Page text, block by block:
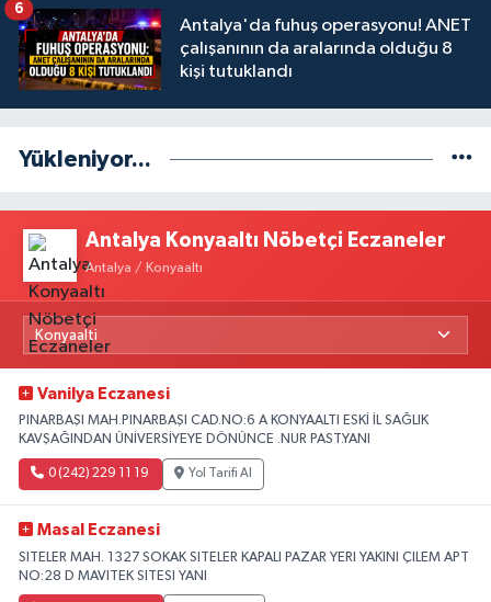
Antalya'da fuhuş operasyonu! ANET
çalışanının da aralarında olduğu 8
kişi tutuklandı
6
Yükleniyor...
Antalya Konyaaltı Nöbetçi Eczaneler
Antalya / Konyaaltı
Vanilya Eczanesi
PINARBAŞI MAH.PINARBAŞI CAD.NO:6 A KONYAALTI ESKİ İL SAĞLIK
KAVŞAĞINDAN ÜNİVERSİYEYE DÖNÜNCE .NUR PAST.YANI
0 (242) 229 11 19 Yol Tarifi Al
Masal Eczanesi
SITELER MAH. 1327 SOKAK SITELER KAPALI PAZAR YERI YAKINI ÇILEM APT
NO:28 D MAVITEK SITESI YANI